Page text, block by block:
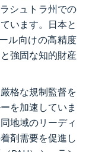
シュトラ州での
います。日本と
ル向けの高精度
強固な知的財産
格な規制監督を
を加速していま
地域のリーディ
剤需要を促進し